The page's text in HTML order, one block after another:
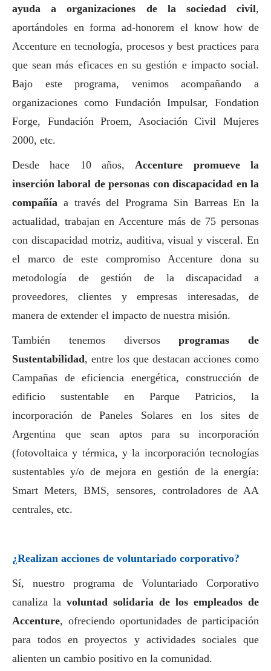
ayuda a organizaciones de la sociedad civil,
aportándoles en forma ad-honorem el know how de
Accenture en tecnología, procesos y best practices para
que sean más eficaces en su gestión e impacto social.
Bajo este programa, venimos acompañando a
organizaciones como Fundación Impulsar, Fondation
Forge, Fundación Proem, Asociación Civil Mujeres
2000, etc.
Desde hace 10 años,Accenture promueve la
inserción laboral de personas con discapacidad en la
compañía a través del Programa Sin Barreas En la
actualidad, trabajan en Accenture más de 75 personas
con discapacidad motriz, auditiva, visual y visceral. En
el marco de este compromiso Accenture dona su
metodología de gestión de la discapacidad a
proveedores, clientes y empresas interesadas, de
manera de extender el impacto de nuestra misión.
También tenemos diversosprogramas de
Sustentabilidad, entre los que destacan acciones como
Campañas de eficiencia energética, construcción de
edificio sustentable en Parque Patricios, la
incorporación de Paneles Solares en los sites de
Argentina que sean aptos para su incorporación
(fotovoltaica y térmica, y la incorporación tecnologías
sustentables y/o de mejora en gestión de la energía:
Smart Meters, BMS, sensores, controladores de AA
centrales, etc.
¿Realizan acciones de voluntariado corporativo?
Sí, nuestro programa de Voluntariado Corporativo
canaliza la voluntad solidaria de los empleados de
Accenture, ofreciendo oportunidades de participación
para todos en proyectos y actividades sociales que
alienten un cambio positivo en la comunidad.